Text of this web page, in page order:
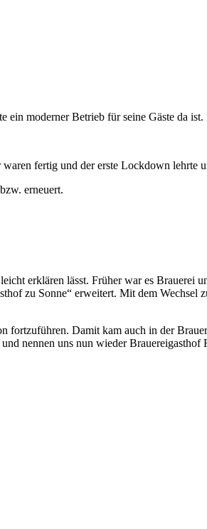
ein moderner Betrieb für seine Gäste da ist.
fertig und der erste Lockdown lehrte
erneuert.
erklären lässt. Früher war es Brauerei
zu Sonne“ erweitert. Mit dem Wechsel
Damit kam auch in der
nennen uns nun wieder Brauereigasthof